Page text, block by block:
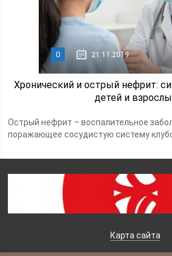
0 21.11.2019
Хронический и острый нефрит:
детей и
Острый нефрит – воспалительное
поражающее сосудистую систему
Карта сайта